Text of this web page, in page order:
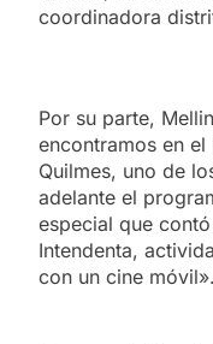
coordinadora
Por su parte,
encontramos en
Quilmes, uno de
adelante el
especial que
Intendenta,
con un cine móvil».